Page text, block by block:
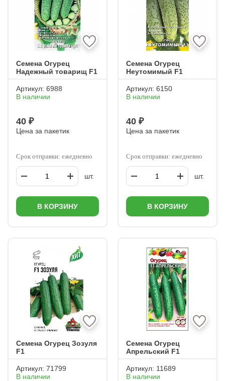
Семена Огурец
Надежный товарищ F1
Артикул: 6988
В наличии
40 ₽
Цена за пакетик
Срок отправки: ежедневно
шт.
В КОРЗИНУ
Семена Огурец
Неутомимый F1
Артикул: 6150
В наличии
40 ₽
Цена за пакетик
Срок отправки: ежедневно
шт.
В КОРЗИНУ
Семена Огурец Зозуля
F1
Артикул: 71799
В наличии
Семена Огурец
Апрельский F1
Артикул: 11689
В наличии